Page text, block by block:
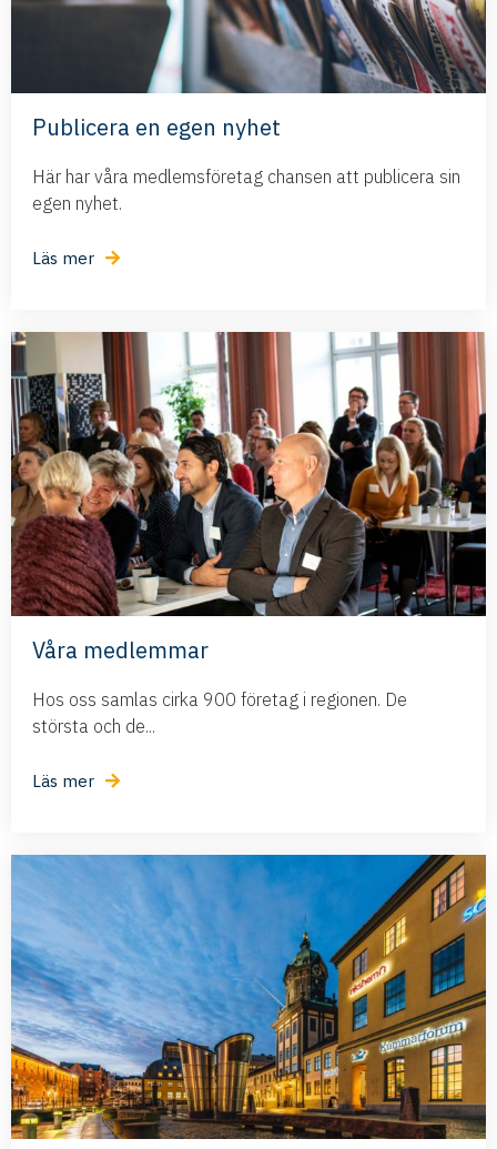
Publicera en egen nyhet
Här har våra medlemsföretag chansen att publicera sin
egen nyhet.
Läs mer
Våra medlemmar
Hos oss samlas cirka 900 företag i regionen. De
största och de...
Läs mer